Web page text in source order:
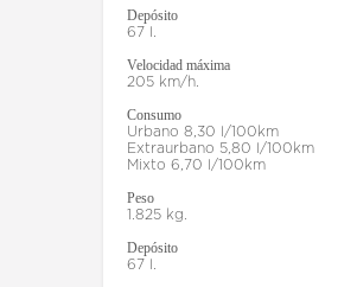
Depósito
67 l.
Velocidad máxima
205 km/h.
Consumo
Urbano 8,30 l/100km
Extraurbano 5,80 l/100km
Mixto 6,70 l/100km
Peso
1.825 kg.
Depósito
67 l.